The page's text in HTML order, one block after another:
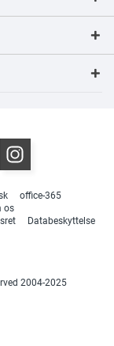
office-365
os
Databeskyttelse
2004-2025